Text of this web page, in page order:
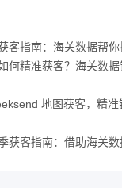
客指南：海关数据帮
何精准获客？海关数
地图获客，精
获客指南：借助海关